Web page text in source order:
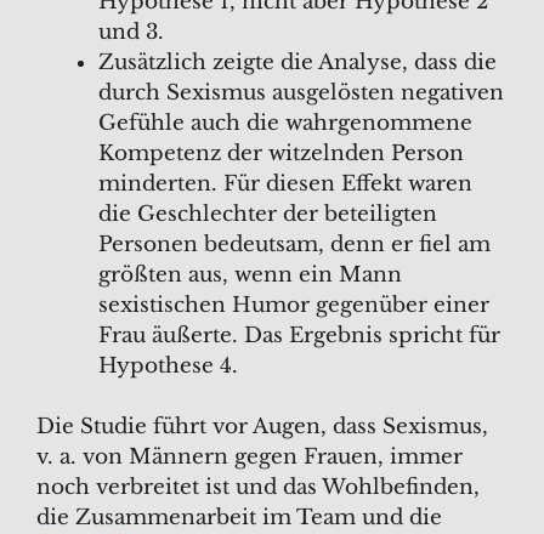
und 3.
Zusätzlich zeigte die Analyse, dass die
durch Sexismus ausgelösten negativen
Gefühle auch die wahrgenommene
Kompetenz der witzelnden Person
minderten. Für diesen Effekt waren
die Geschlechter der beteiligten
Personen bedeutsam, denn er fiel am
größten aus, wenn ein Mann
sexistischen Humor gegenüber einer
Frau äußerte. Das Ergebnis spricht für
Hypothese 4.
Die Studie führt vor Augen, dass Sexismus,
v. a. von Männern gegen Frauen, immer
noch verbreitet ist und das Wohlbefinden,
die Zusammenarbeit im Team und die